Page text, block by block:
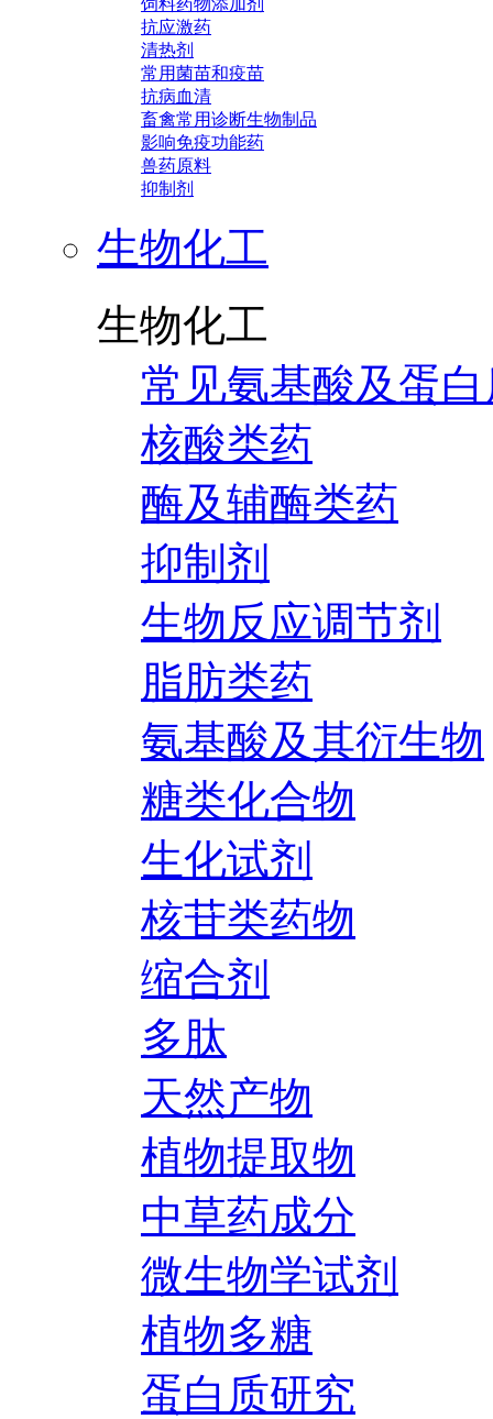
饲料药物添加剂
抗应激药
清热剂
常用菌苗和疫苗
抗病血清
畜禽常用诊断生物制品
影响免疫功能药
兽药原料
抑制剂
生物化工
生物化工
常见氨基酸及蛋
核酸类药
酶及辅酶类药
抑制剂
生物反应调节剂
脂肪类药
氨基酸及其衍生物
糖类化合物
生化试剂
核苷类药物
缩合剂
多肽
天然产物
植物提取物
中草药成分
微生物学试剂
植物多糖
蛋白质研究